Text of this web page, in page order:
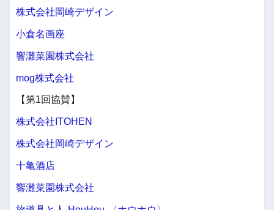
株式会社岡崎デザイン
小倉名画座
響灘菜園株式会社
mog株式会社
【第1回協賛】
株式会社ITOHEN
株式会社岡崎デザイン
十亀酒店
響灘菜園株式会社